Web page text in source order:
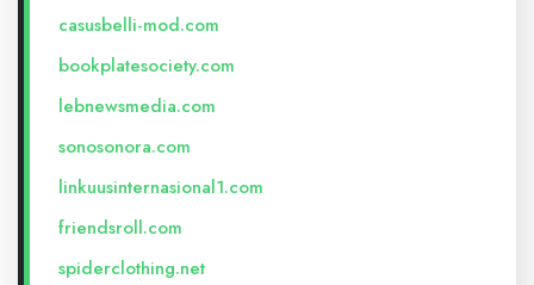
casusbelli-mod.com
bookplatesociety.com
lebnewsmedia.com
sonosonora.com
linkuusinternasional1.com
friendsroll.com
spiderclothing.net